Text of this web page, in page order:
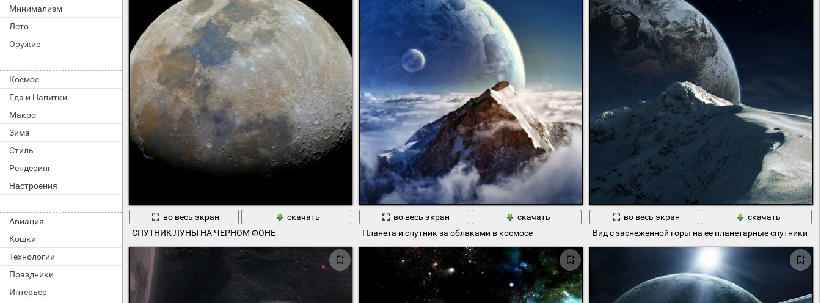
Минимализм
Лето
Оружие
Космос
Еда и Напитки
Макро
Зима
Стиль
Рендеринг
Настроения
Авиация
Кошки
Технологии
Праздники
Интерьер
во весь экран
скачать
СПУТНИК ЛУНЫ НА ЧЕРНОМ ФОНЕ
во весь экран
скачать
Планета и спутник за облаками в космосе
во весь экран
скачать
Вид с заснеженной горы на ее планетарные спутники